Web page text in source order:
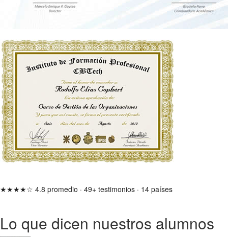
★★★★☆ 4.8 promedio · 49+ testimonios · 14 países
Lo que dicen nuestros alumnos